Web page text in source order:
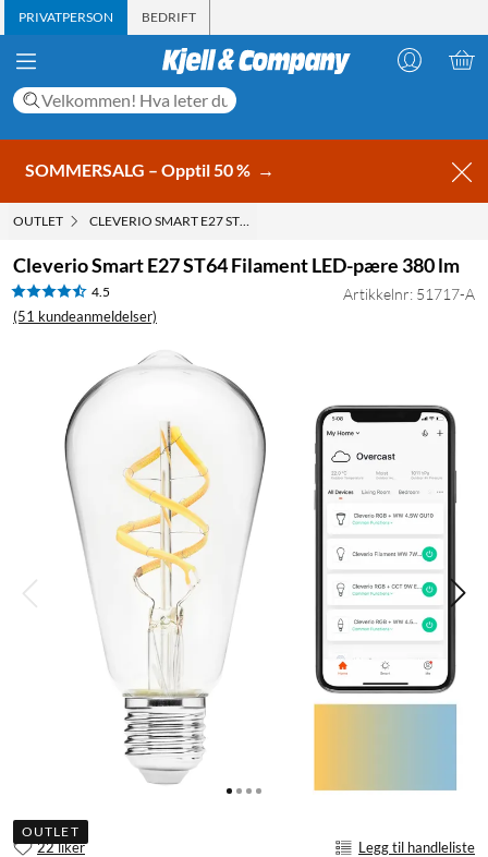
PRIVATPERSON BEDRIFT
SOMMERSALG – Opptil 50 % →
OUTLET CLEVERIO SMART E27 ST64 FILAMENT LED-PÆRE 380 LM
Cleverio Smart E27 ST64 Filament LED-pære 380 lm
4.5
(51 kundeanmeldelser)
Artikkelnr: 51717-A
OUTLET
22 liker Legg til handleliste